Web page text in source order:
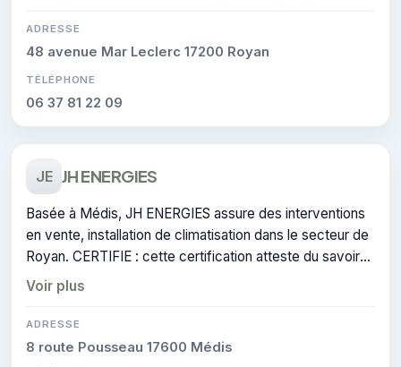
ADRESSE
48 avenue Mar Leclerc 17200 Royan
TÉLÉPHONE
06 37 81 22 09
JE JH ENERGIES
Basée à Médis, JH ENERGIES assure des interventions
en vente, installation de climatisation dans le secteur de
Royan. CERTIFIE : cette certification atteste du savoir-
faire de l'entreprise.
Voir plus
ADRESSE
8 route Pousseau 17600 Médis